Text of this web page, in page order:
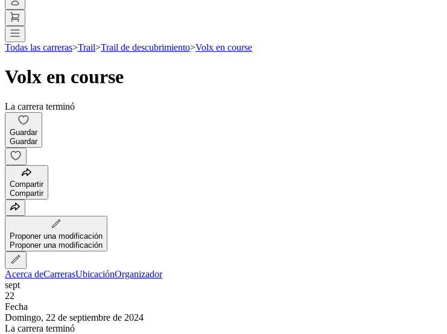
Todas las carreras>Trail>Trail de descubrimiento>Volx en course
Volx en course
La carrera terminó
Guardar
Guardar
Compartir
Compartir
Proponer una modificación
Proponer una modificación
Acerca deCarrerasUbicaciónOrganizador
sept
22
Fecha
Domingo, 22 de septiembre de 2024
La carrera terminó